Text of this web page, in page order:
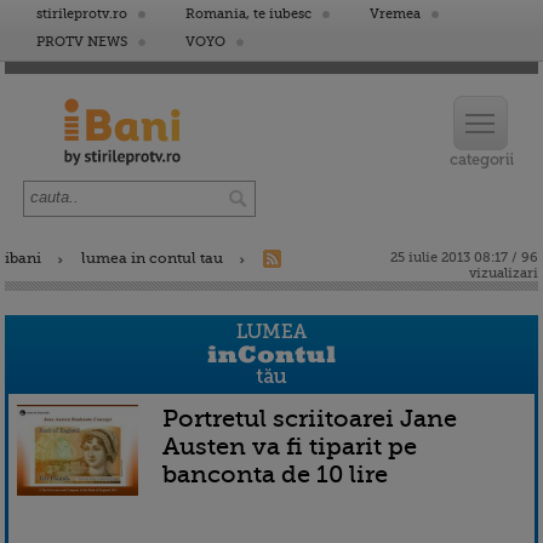
stirileprotv.ro Romania, te iubesc
Vremea
PROTV NEWS
VOYO
ibani lumea in contul tau
25 iulie 2013 08:17 / 96
vizualizari
Portretul scriitoarei Jane
Austen va fi tiparit pe
banconta de 10 lire